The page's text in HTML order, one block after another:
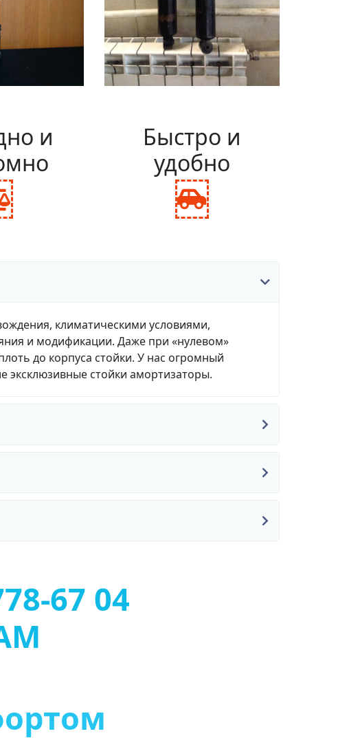
и
fas
Быстро и
удобно
fas
климатическими условиями,
и модификации. Даже при «нулевом»
до корпуса стойки. У нас огромный
эксклюзивные стойки амортизаторы.
67 04
ортом